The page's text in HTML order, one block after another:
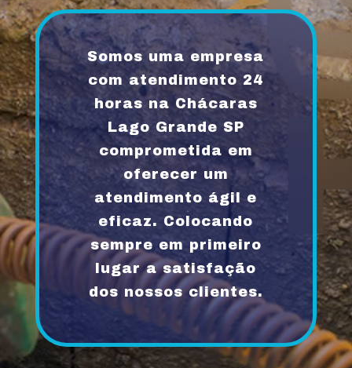
Somos uma empresa
com atendimento 24
horas na Chácaras
Lago Grande SP
comprometida em
oferecer um
atendimento ágil e
eficaz. Colocando
sempre em primeiro
lugar a satisfação
dos nossos clientes.